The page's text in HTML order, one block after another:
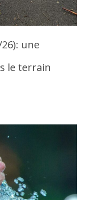
une
le terrain